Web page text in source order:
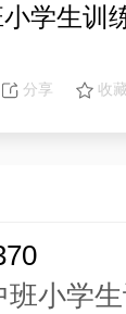
学生训
分享 收藏
班小学